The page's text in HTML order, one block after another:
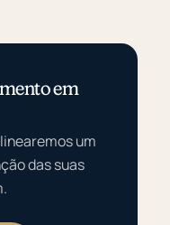
em
um
das suas